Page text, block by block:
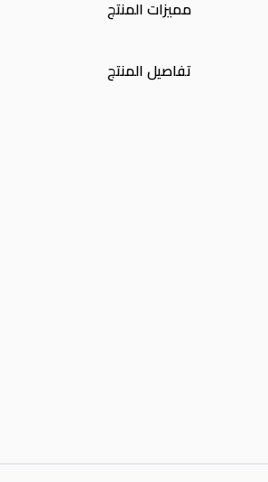
مميزات المنتج
تفاصيل المنتج